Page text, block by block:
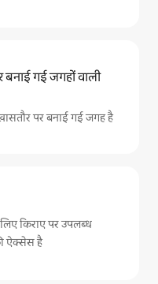
गई जगहों वाली
पर बनाई गई जगह है
किराए पर उपलब्ध
ऐक्सेस है